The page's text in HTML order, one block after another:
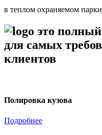
в теплом охраняемом
это
для самых
клиентов
Полировка кузова
Подробнее